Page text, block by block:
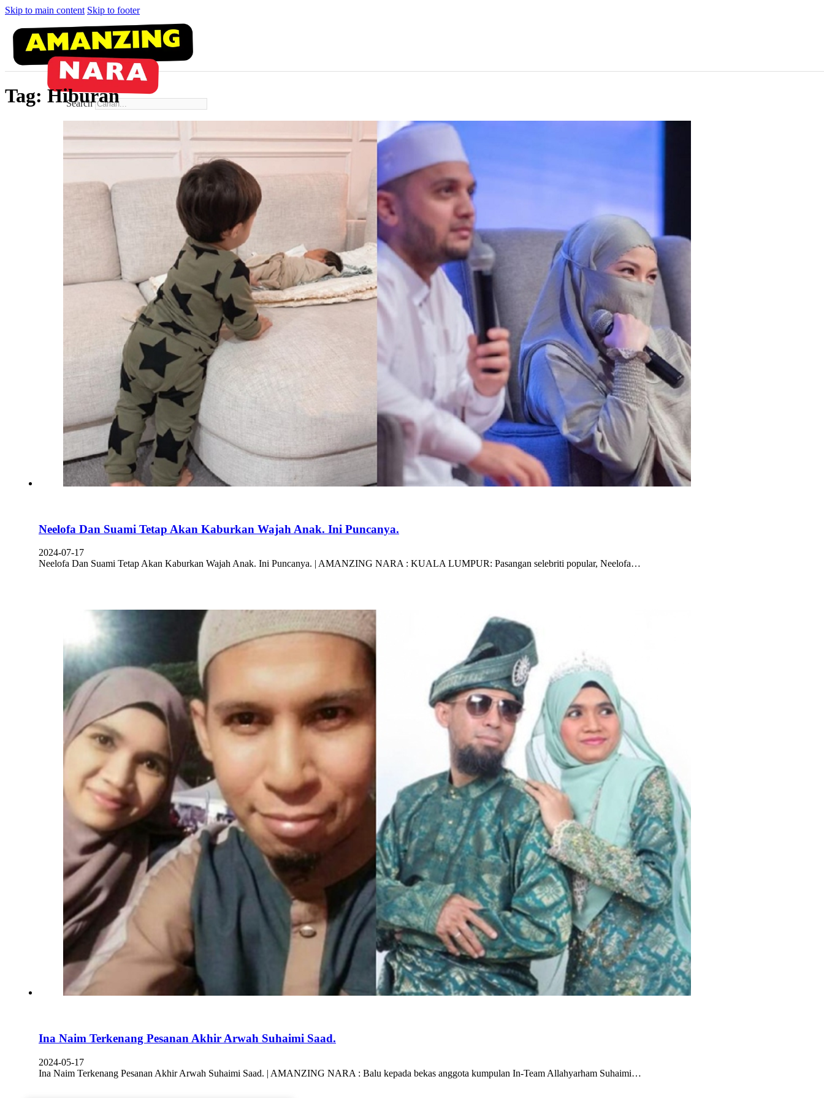
Skip to main content Skip to footer
Search
Tag: Hiburan
Neelofa Dan Suami Tetap Akan Kaburkan Wajah Anak. Ini Puncanya.
2024-07-17
Neelofa Dan Suami Tetap Akan Kaburkan Wajah Anak. Ini Puncanya. | AMANZING NARA : KUALA LUMPUR: Pasangan selebriti popular, Neelofa…
Ina Naim Terkenang Pesanan Akhir Arwah Suhaimi Saad.
2024-05-17
Ina Naim Terkenang Pesanan Akhir Arwah Suhaimi Saad. | AMANZING NARA : Balu kepada bekas anggota kumpulan In-Team Allahyarham Suhaimi…